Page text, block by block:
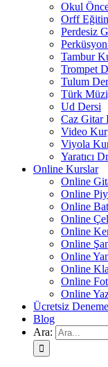
Okul
Orff
Perdesiz
Tambur
Trompet
Tulum
Türk
Ud Dersi
Caz Gitar
Video
Viyola
Yaratıcı
Online Kurslar
Online
Online
Online
Online
Online
Online
Online
Online
Online
Online
Ücretsiz
Blog
Ara: